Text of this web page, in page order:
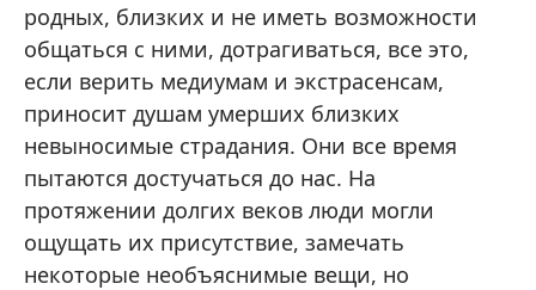
родных, близких и не иметь возможности
общаться с ними, дотрагиваться, все это,
если верить медиумам и экстрасенсам,
приносит душам умерших близких
невыносимые страдания. Они все время
пытаются достучаться до нас. На
протяжении долгих веков люди могли
ощущать их присутствие, замечать
некоторые необъяснимые вещи, но